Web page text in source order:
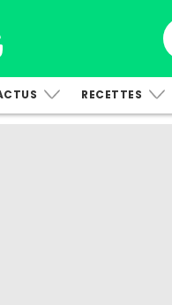
RECETTES